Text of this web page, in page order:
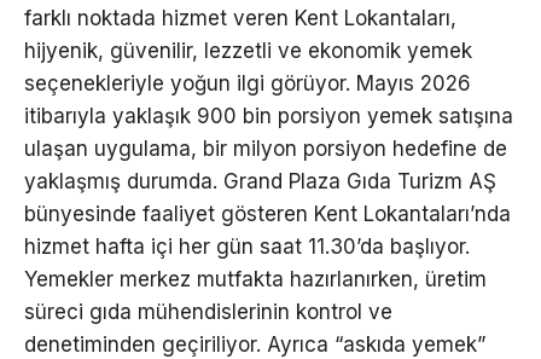
farklı noktada hizmet veren Kent Lokantaları,
hijyenik, güvenilir, lezzetli ve ekonomik yemek
seçenekleriyle yoğun ilgi görüyor. Mayıs 2026
itibarıyla yaklaşık 900 bin porsiyon yemek satışına
ulaşan uygulama, bir milyon porsiyon hedefine de
yaklaşmış durumda. Grand Plaza Gıda Turizm AŞ
bünyesinde faaliyet gösteren Kent Lokantaları’nda
hizmet hafta içi her gün saat 11.30’da başlıyor.
Yemekler merkez mutfakta hazırlanırken, üretim
süreci gıda mühendislerinin kontrol ve
denetiminden geçiriliyor. Ayrıca “askıda yemek”